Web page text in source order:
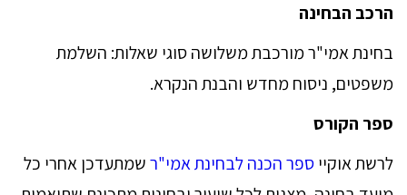
הרכב הבחינה
בחינת אמי"ר מורכבת משלושה סוגי שאלות: השלמת
משפטים, ניסוח מחדש והבנת הנקרא.
ספר הקורס
לרשת אוקייספר הכנה לבחינת אמי"רשמתעדכן אחרי כל